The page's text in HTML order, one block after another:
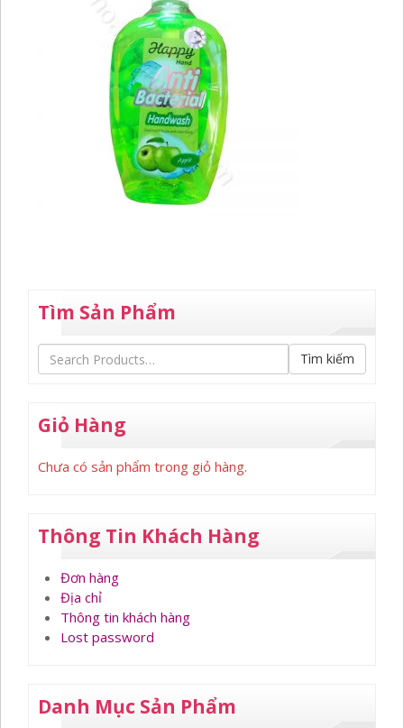
Tìm Sản Phẩm
Tìm kiếm
Giỏ Hàng
Chưa có sản phẩm trong giỏ hàng.
Thông Tin Khách Hàng
Đơn hàng
Địa chỉ
Thông tin khách hàng
Lost password
Danh Mục Sản Phẩm